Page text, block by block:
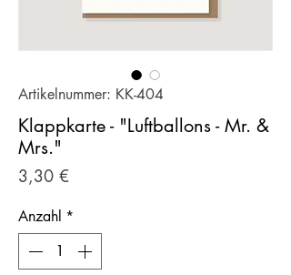
Artikelnummer: KK-404
Klappkarte - "Luftballons - Mr. &
Mrs."
3,30 €
Anzahl *